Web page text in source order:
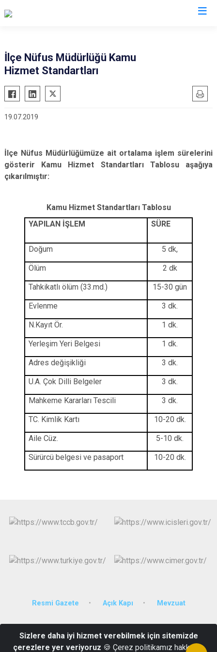
Akyaka
Arpaçay
Kağızman
Selim
Susuz
İlçe Nüfus Müdürlüğü Kamu
Hizmet Standartları
19.07.2019
İlçe Nüfus Müdürlüğümüze ait ortalama işlem sürelerini
gösterir Kamu Hizmet Standartları Tablosu aşağıya
çıkarılmıştır:
Kamu Hizmet Standartları Tablosu
YAPILAN İŞLEM
SÜRE
Doğum 5 dk,
Ölüm 2 dk
Tahkikatlı ölüm (33.md.) 15-30 gün
Evlenme 3 dk.
N.Kayıt Ör. 1 dk.
Yerleşim Yeri Belgesi 1 dk.
Adres değişikliği 3 dk.
U.A. Çok Dilli Belgeler 3 dk.
Mahkeme Kararları Tescili 3 dk.
TC. Kimlik Kartı 10-20 dk.
Aile Cüz. 5-10 dk.
Sürürcü belgesi ve pasaport 10-20 dk.
Resmi Gazete Açık Kapı Mevzuat
36500
Sizlere daha iyi hizmet verebilmek için sitemizde
çerezlere yer veriyoruz 🍪 Çerez politikamız hakkında